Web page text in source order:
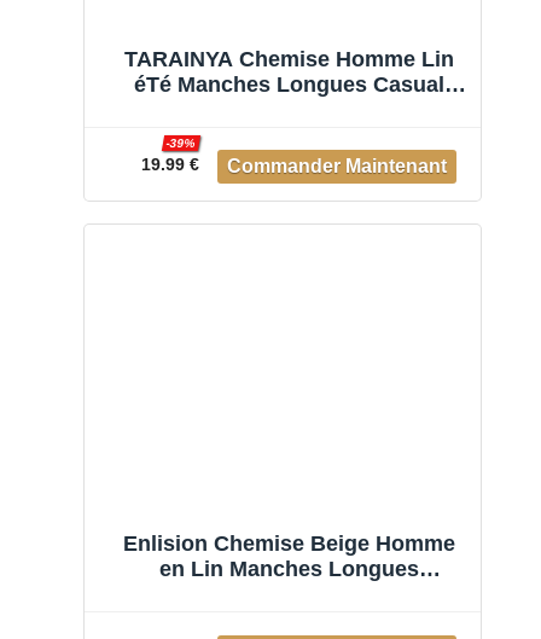
TARAINYA Chemise Homme Lin
éTé Manches Longues Casual
Décontractée Bleu foncé L
19.99 €
-39%
Enlision Chemise Beige Homme
en Lin Manches Longues